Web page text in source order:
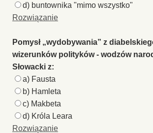
d) buntownika "mimo wszystko"
Rozwiązanie
Pomysł „wydobywania” z
wizerunków polityków - wodzów
Słowacki z:
a) Fausta
b) Hamleta
c) Makbeta
d) Króla Leara
Rozwiązanie